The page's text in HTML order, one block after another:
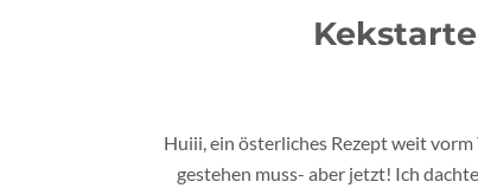
Huiii, ein österliches Rezept weit
gestehen muss- aber jetzt! Ich